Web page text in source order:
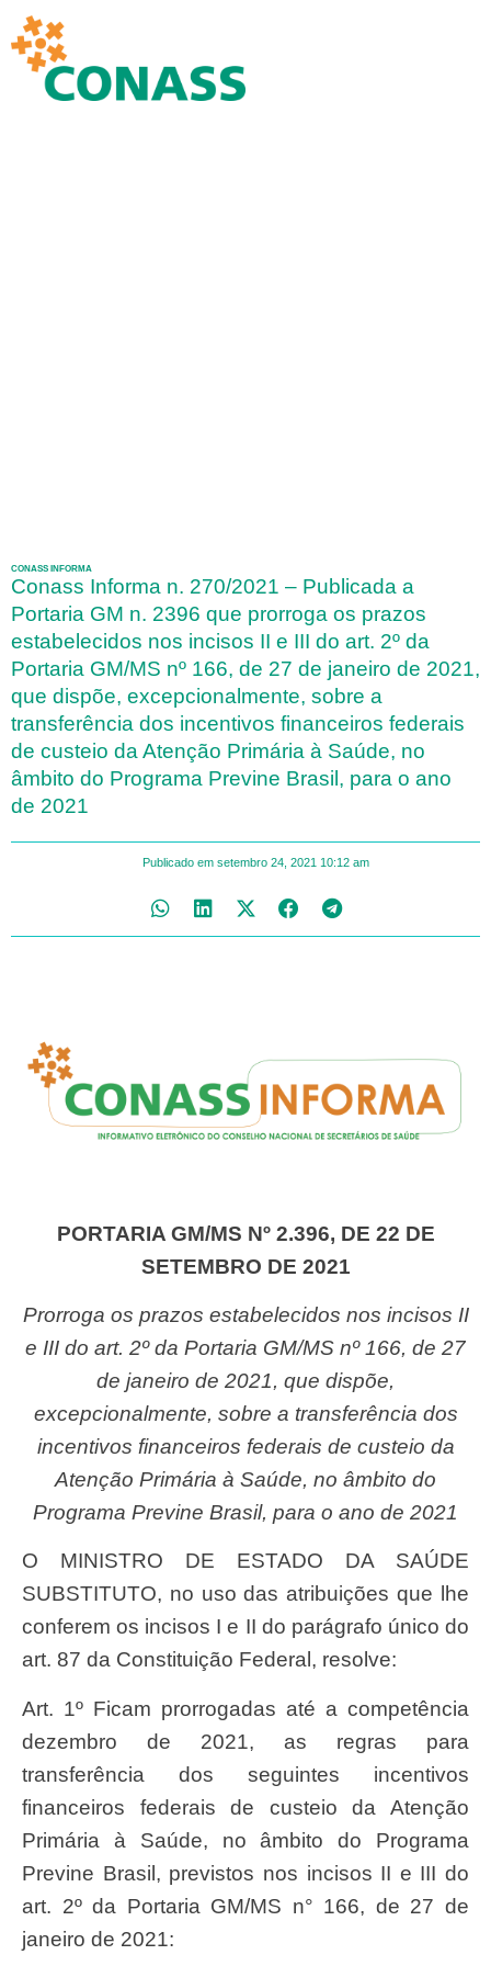
CONASS INFORMA
Conass Informa n. 270/2021 – Publicada a
Portaria GM n. 2396 que prorroga os prazos
estabelecidos nos incisos II e III do art. 2º da
Portaria GM/MS nº 166, de 27 de janeiro de 2021,
que dispõe, excepcionalmente, sobre a
transferência dos incentivos financeiros federais
de custeio da Atenção Primária à Saúde, no
âmbito do Programa Previne Brasil, para o ano
de 2021
Publicado em setembro 24, 2021 10:12 am
PORTARIA GM/MS Nº 2.396, DE 22 DE
SETEMBRO DE 2021
Prorroga os prazos estabelecidos nos incisos II
e III do art. 2º da Portaria GM/MS nº 166, de 27
de janeiro de 2021, que dispõe,
excepcionalmente, sobre a transferência dos
incentivos financeiros federais de custeio da
Atenção Primária à Saúde, no âmbito do
Programa Previne Brasil, para o ano de 2021
O MINISTRO DE ESTADO DA SAÚDE
SUBSTITUTO, no uso das atribuições que lhe
conferem os incisos I e II do parágrafo único do
art. 87 da Constituição Federal, resolve:
Art. 1º Ficam prorrogadas até a competência
dezembro de 2021, as regras para
transferência dos seguintes incentivos
financeiros federais de custeio da Atenção
Primária à Saúde, no âmbito do Programa
Previne Brasil, previstos nos incisos II e III do
art. 2º da Portaria GM/MS n° 166, de 27 de
janeiro de 2021: